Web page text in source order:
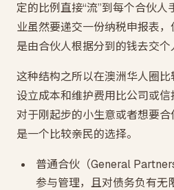
定的比例直接“流”到每个合伙
业虽然要递交一份纳税申报表
是由合伙人根据分到的钱去交个
这种结构之所以在澳洲华人圈
设立成本和维护费用比公司或信
对于刚起步的小生意或者想要合
是一个比较亲民的选择。
普通合伙（General
参与管理，且对债务负有无